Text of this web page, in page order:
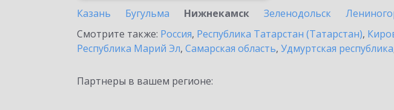
Казань
Бугульма Нижнекамск Зеленодольск
Смотрите также: Россия, Республика Татарстан (Татарстан),
Республика Марий Эл, Самарская область, Удмуртская республика
Партнеры в вашем регионе: